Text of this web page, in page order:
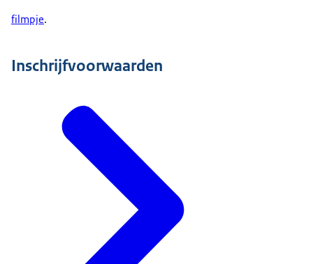
filmpje.
Inschrijfvoorwaarden